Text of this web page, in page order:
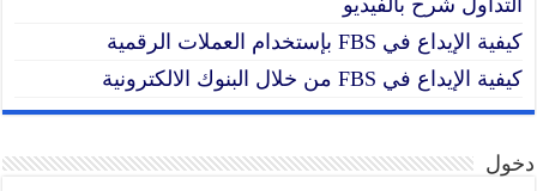
كيفية الإيداع في FBS بإستخدام العملات الرقمية
كيفية الإيداع في FBS من خلال البنوك الالكترونية
دخول